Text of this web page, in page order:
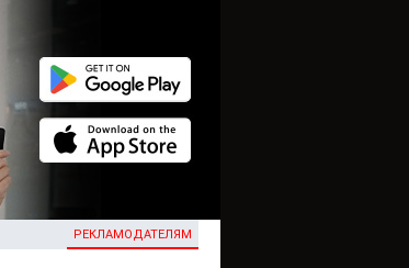
РЕКЛАМОДАТЕЛЯМ